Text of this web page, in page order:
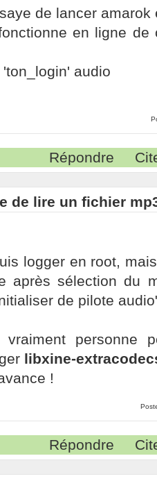
de lancer amarok
en ligne de
audio
Répondre
de lire un fichier
logger en root,
après sélection du
de pilote
personne
libxine-
!
Répondre